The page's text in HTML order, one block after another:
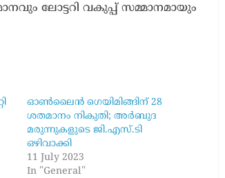
ലോട്ടറി വകുപ്പ് സമ്മാനമായും
ഓൺലൈൻ ഗെയിമിങ്ങിന്​ 28
ശതമാനം നികുതി; അർബുദ
മരുന്നുകളുടെ ജി.എസ്.ടി
ഒഴിവാക്കി
11 July 2023
In "General"